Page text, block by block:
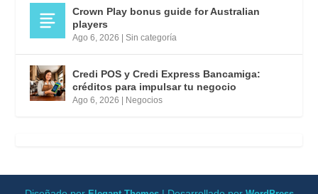
Crown Play bonus guide for Australian
players
Ago 6, 2026 |Sin categoría
Credi POS y Credi Express Bancamiga:
créditos para impulsar tu negocio
Ago 6, 2026 | Negocios